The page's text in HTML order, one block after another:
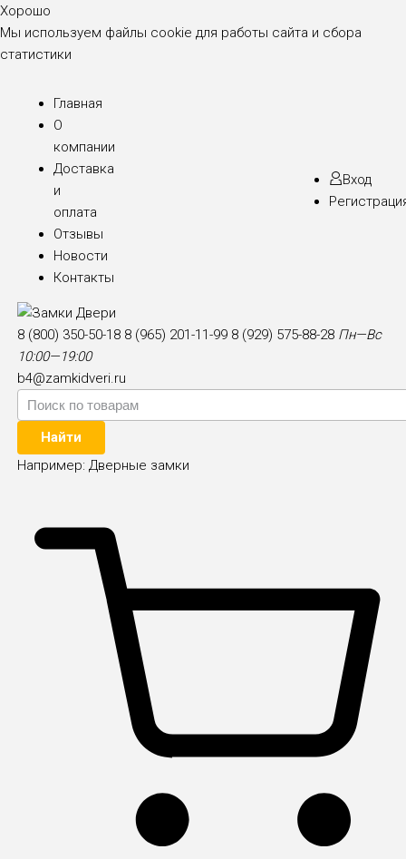
Хорошо
Мы используем файлы cookie для работы сайта и сбора
статистики
Главная
О
компании
Доставка
и
оплата
Отзывы
Новости
Контакты
Вход
8 (800) 350-50-18 8 (965) 201-11-99 8 (929) 575-88-28 Пн—Вс
10:00—19:00
b4@zamkidveri.ru
Найти
Например:Дверные замки